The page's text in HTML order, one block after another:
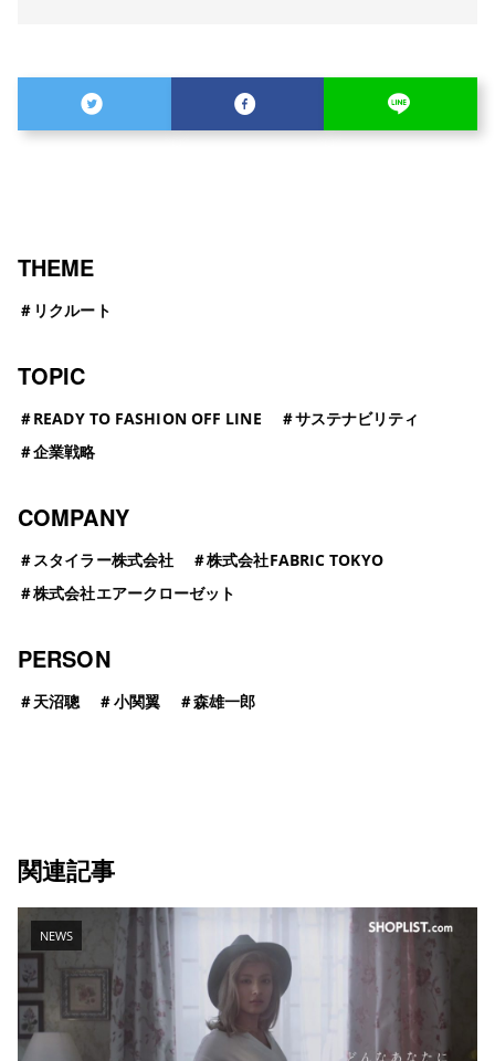
THEME
＃ リクルート
TOPIC
＃READY TO FASHION OFF LINE ＃サステナビリティ
＃企業戦略
COMPANY
＃スタイラー株式会社 ＃株式会社FABRIC TOKYO
＃株式会社エアークローゼット
PERSON
＃天沼聰 ＃小関翼 ＃森雄一郎
関連記事
NEWS